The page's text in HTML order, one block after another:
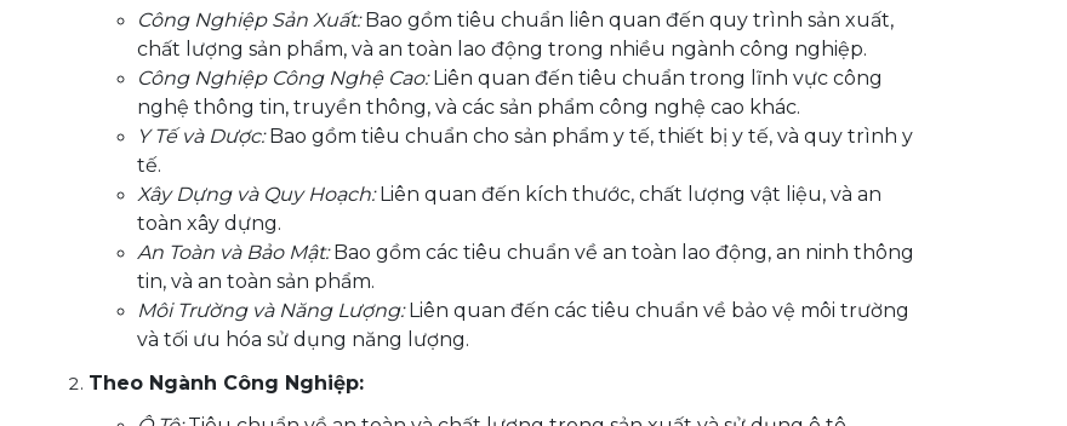
Công Nghiệp Sản Xuất:Bao gồm tiêu chuẩn liên quan đến quy trình sản xuất,
chất lượng sản phẩm, và an toàn lao động trong nhiều ngành công nghiệp.
Công Nghiệp Công Nghệ Cao:Liên quan đến tiêu chuẩn trong lĩnh vực công
nghệ thông tin, truyền thông, và các sản phẩm công nghệ cao khác.
Y Tế và Dược:Bao gồm tiêu chuẩn cho sản phẩm y tế, thiết bị y tế, và quy trình y
tế.
Xây Dựng và Quy Hoạch:Liên quan đến kích thước, chất lượng vật liệu, và an
toàn xây dựng.
An Toàn và Bảo Mật:Bao gồm các tiêu chuẩn về an toàn lao động, an ninh thông
tin, và an toàn sản phẩm.
Môi Trường và Năng Lượng:Liên quan đến các tiêu chuẩn về bảo vệ môi trường
và tối ưu hóa sử dụng năng lượng.
Theo Ngành Công Nghiệp: